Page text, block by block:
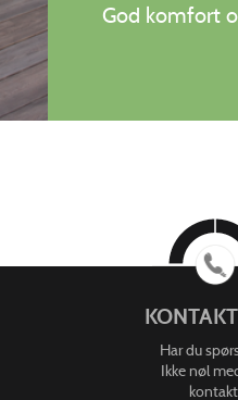
God komfort
Har du
Ikke nøl